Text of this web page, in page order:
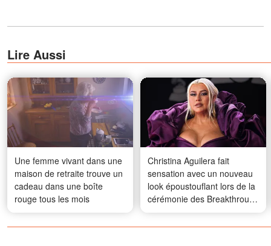
Lire Aussi
Une femme vivant dans une
maison de retraite trouve un
cadeau dans une boîte
rouge tous les mois
Christina Aguilera fait
sensation avec un nouveau
look époustouflant lors de la
cérémonie des Breakthrough
Prizes – Photos